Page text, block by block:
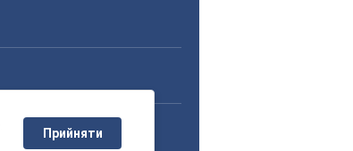
11 класПрийняти